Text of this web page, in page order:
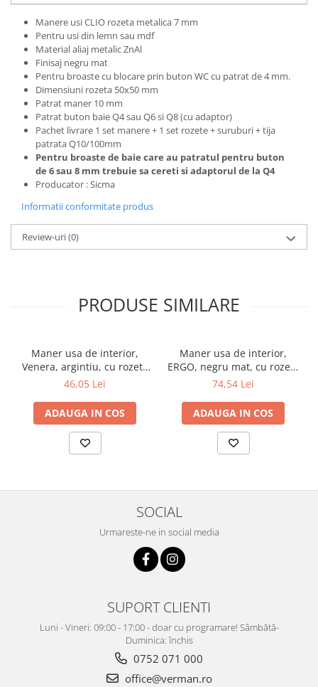
Manere usi CLIO rozeta metalica 7 mm
Pentru usi din lemn sau mdf
Material aliaj metalic ZnAl
Finisaj negru mat
Pentru broastecu blocare prin buton WC cu patrat de 4 mm.
Dimensiuni rozeta 50x50 mm
Patrat maner 10 mm
Patrat buton baie Q4 sau Q6 si Q8 (cu adaptor)
Pachet livrare 1 set manere + 1 set rozete + suruburi + tija
patrata Q10/100mm
Pentru broaste de baie care au patratul pentru buton
de 6 sau 8 mm trebuie sa cereti si adaptorul de la Q4
Producator : Sicma
Informatii conformitate produs
Review-uri(0)
PRODUSE SIMILARE
Maner usa de interior,
Venera, argintiu, cu rozeta
cheie
46,05 Lei
ADAUGA IN COS
Maner usa de interior,
ERGO, negru mat, cu rozeta
cheie
74,54 Lei
ADAUGA IN COS
SOCIAL
Urmareste-ne in social media
SUPORT CLIENTI
Luni - Vineri: 09:00 - 17:00 - doar cu programare! Sâmbătă-
Duminica: închis
0752 071 000
office@verman.ro